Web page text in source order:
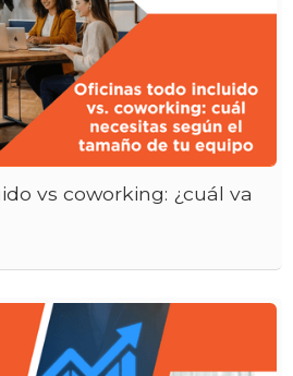
vs coworking: ¿cuál va